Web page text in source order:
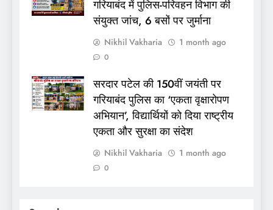
गरियाबंद में पुलिस-परिवहन विभाग की
संयुक्त जांच, 6 बसों पर जुर्माना
Nikhil Vakharia 1 month ago
0
सरदार पटेल की 150वीं जयंती पर
गरियाबंद पुलिस का ‘एकता वृक्षारोपण
अभियान’, विद्यार्थियों को दिया राष्ट्रीय
एकता और सुरक्षा का संदेश
Nikhil Vakharia 1 month ago
0